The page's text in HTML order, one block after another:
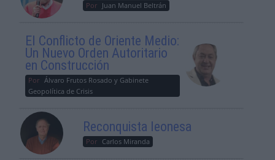
Por Juan Manuel Beltrán
El Conflicto de Oriente Medio:
Un Nuevo Orden Autoritario
en Construcción
Por Álvaro Frutos Rosado y Gabinete
Geopolítica de Crisis
Reconquista leonesa
Por Carlos Miranda